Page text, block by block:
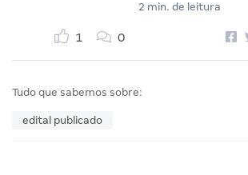
2 min. de leitura
1 0
Tudo que sabemos sobre:
edital publicado